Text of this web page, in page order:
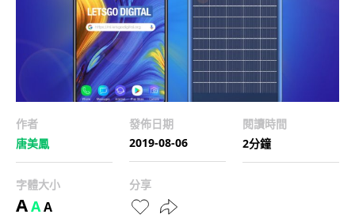
作者
唐美鳳
發佈日期
2019-08-06
閱讀時間
2分鐘
字體大小
AAA
分享